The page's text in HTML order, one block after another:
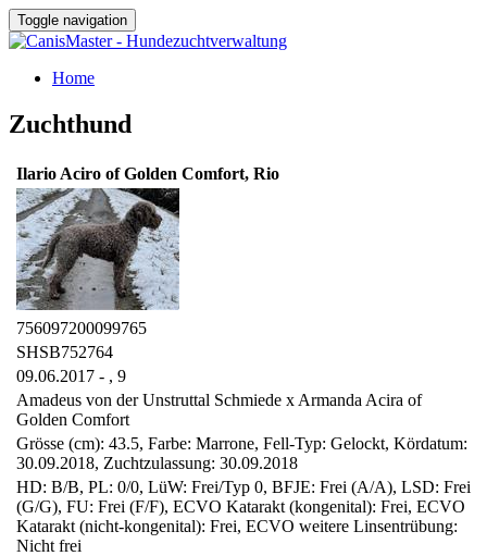
Toggle navigation
Home
Zuchthund
Ilario Aciro of Golden Comfort, Rio
756097200099765
SHSB752764
09.06.2017 - , 9
Amadeus von der Unstruttal Schmiede x Armanda Acira of
Golden Comfort
Grösse (cm): 43.5, Farbe: Marrone, Fell-Typ: Gelockt, Kördatum:
30.09.2018, Zuchtzulassung: 30.09.2018
HD: B/B, PL: 0/0, LüW: Frei/Typ 0, BFJE: Frei (A/A), LSD: Frei
(G/G), FU: Frei (F/F), ECVO Katarakt (kongenital): Frei, ECVO
Katarakt (nicht-kongenital): Frei, ECVO weitere Linsentrübung:
Nicht frei